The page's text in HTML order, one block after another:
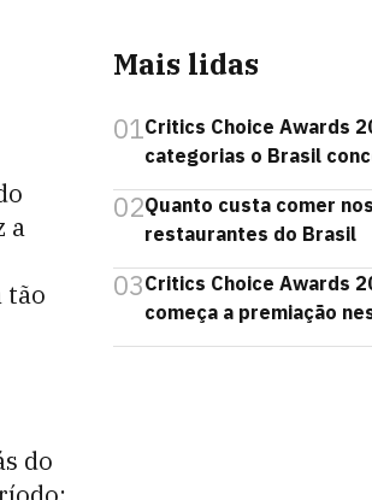
a
tão
do
Mais lidas
01Critics Choice Awards
categorias o Brasil
02Quanto custa comer
restaurantes do Brasil
03Critics Choice Awards
começa a premiação